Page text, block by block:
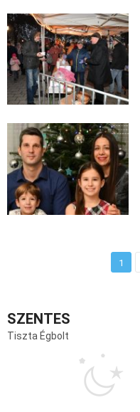
1
SZENTES
Tiszta Égbolt